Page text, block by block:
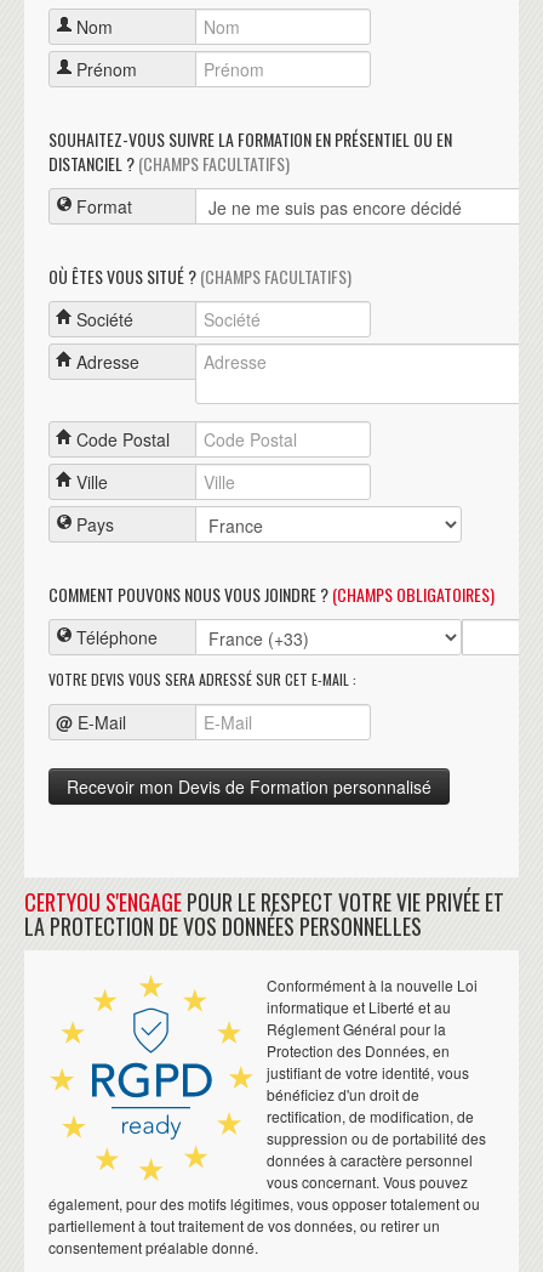
Nom
Prénom
SOUHAITEZ-VOUS SUIVRE LA FORMATION EN PRÉSENTIEL OU EN
DISTANCIEL ?(CHAMPS FACULTATIFS)
Format
OÙ ÊTES VOUS SITUÉ ?(CHAMPS FACULTATIFS)
Société
Adresse
Code Postal
Ville
Pays
COMMENT POUVONS NOUS VOUS JOINDRE ?(CHAMPS OBLIGATOIRES)
Téléphone
VOTRE DEVIS VOUS SERA ADRESSÉ SUR CET E-MAIL :
@ E-Mail
CERTYOU S'ENGAGEPOUR LE RESPECT VOTRE VIE PRIVÉE ET
LA PROTECTION DE VOS DONNÉES PERSONNELLES
Conformément à la nouvelle Loi
informatique et Liberté et au
Réglement Général pour la
Protection des Données, en
justifiant de votre identité, vous
bénéficiez d'un droit de
rectification, de modification, de
suppression ou de portabilité des
données à caractère personnel
vous concernant. Vous pouvez
également, pour des motifs légitimes, vous opposer totalement ou
partiellement à tout traitement de vos données, ou retirer un
consentement préalable donné.